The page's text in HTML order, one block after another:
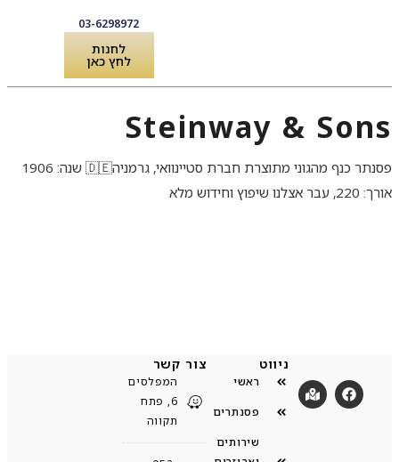
03-6298972
לחנות
לחץ כאן
Steinway & Sons
פסנתר כנף מהגוני מתוצרת חברת סטיינוואי, גרמניה🇩🇪 שנה: 1906
אורך: 220, עבר אצלנו שיפוץ וחידוש מלא
ניווט
ראשי
פסנתרים
שירותים
צור קשר
המפלסים
6, פתח
תקווה